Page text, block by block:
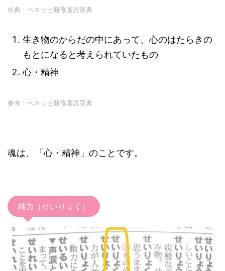
出典：ベネッセ新修国語辞典
生き物のからだの中にあって、心のはたらきの
もとになると考えられていたもの
心・精神
参考：ベネッセ新修国語辞典
魂は、「心・精神」のことです。
精力（せいりょく）